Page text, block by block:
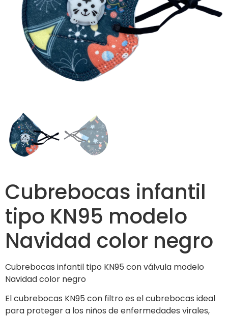
Cubrebocas infantil
tipo KN95 modelo
Navidad color negro
Cubrebocas infantil tipo KN95 con válvula modelo
Navidad color negro
El cubrebocas KN95 con filtro es el cubrebocas ideal
para proteger a los niños de enfermedades virales,